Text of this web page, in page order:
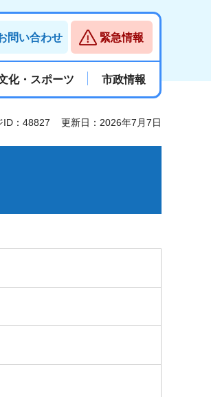
問い合わせ 緊急情報
化・スポーツ 市政情報
ID：48827 更新日：2026年7月7日